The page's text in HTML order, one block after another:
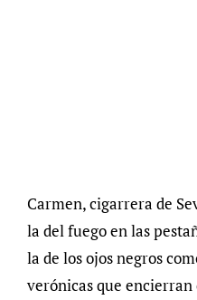
Carmen, cigarrera de
la del fuego en las
la de los ojos negros
verónicas que